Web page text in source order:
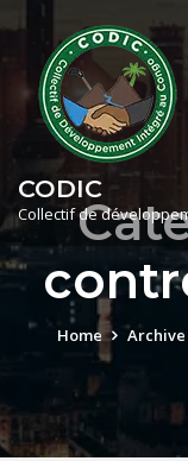
content
CODIC
Collectif de
Home